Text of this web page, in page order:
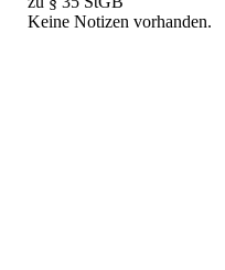
Keine Notizen vorhanden.